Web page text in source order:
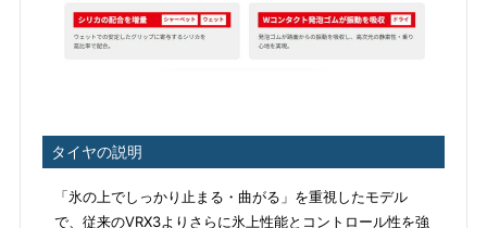
タイヤの説明
「氷の上でしっかり止まる・曲がる」を重視したモデル
で、従来のVRX3よりさらに氷上性能とコントロール性を強